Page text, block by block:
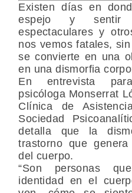
Existen días en
espejo y sentir
espectaculares y
nos vemos fatales,
se convierte en una
en una dismorfia
En entrevista
psicóloga Monserrat
Clínica de
Sociedad
detalla que la
trastorno que
del cuerpo.
“Son personas
identidad en el